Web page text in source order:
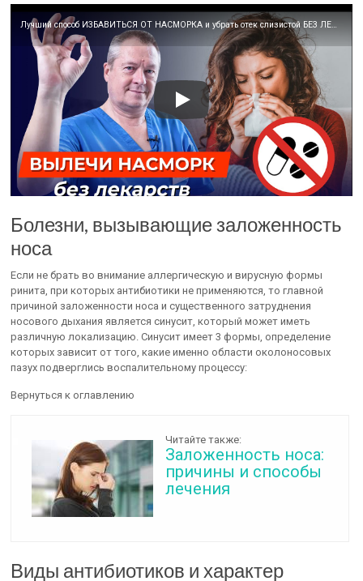
Лучший способ ИЗБАВИТЬСЯ ОТ НАСМОРКА и убрать отек слизистой БЕЗ ЛЕКАРСТВ и АНТИБИОТИКОВ!
Болезни, вызывающие заложенность
носа
Если не брать во внимание аллергическую и вирусную формы
ринита, при которых антибиотики не применяются, то главной
причиной заложенности носа и существенного затруднения
носового дыхания является синусит, который может иметь
различную локализацию. Синусит имеет 3 формы, определение
которых зависит от того, какие именно области околоносовых
пазух подверглись воспалительному процессу:
Вернуться к оглавлению
Читайте также:
Заложенность носа:
причины и способы
лечения
Виды антибиотиков и характер